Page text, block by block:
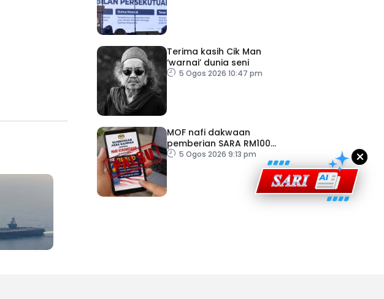
Ajinomoto (Malaysia) Berhad Perkasa SCORE Marathon 2026 Melalui Kerjasama
aminoVITAL® Bersama Pempengaruh Larian Antarabangsa
Terima kasih Cik Man
‘warnai’ dunia seni
5 Ogos 2026 10:47 pm
MOF nafi dakwaan
pemberian SARA RM100
sempena Hari Kebangsaan
5 Ogos 2026 9:13 pm ×